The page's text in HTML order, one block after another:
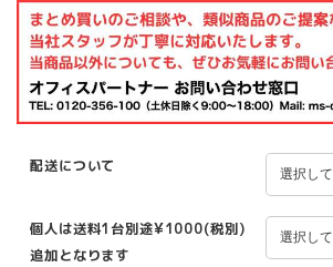
配送について
個人は送料1台別途¥1000(税別)
追加となります